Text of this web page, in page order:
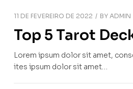
11 DE FEVEREIRO DE 2022 BY ADMIN
Top 5 Tarot
Lorem ipsum dolor sit amet,
ites ipsum dolor sit amet…